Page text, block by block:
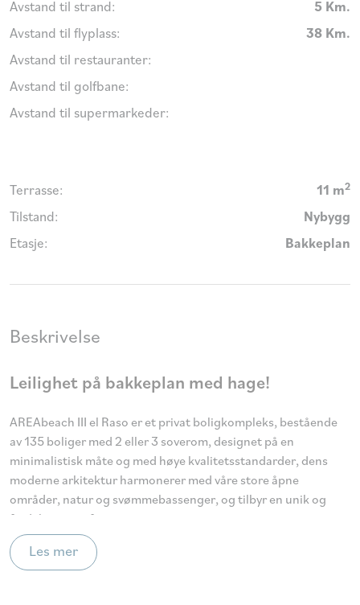
Avstand til strand:
5 Km.
Avstand til flyplass:
38 Km.
Avstand til restauranter:
Avstand til golfbane:
Avstand til supermarkeder:
Terrasse: 11 m2
Tilstand:
Nybygg
Etasje:
Bakkeplan
Beskrivelse
Leilighet på bakkeplan med hage!
AREAbeach III el Raso er et privat boligkompleks, bestående
av 135 boliger med 2 eller 3 soverom, designet på en
minimalistisk måte og med høye kvalitetsstandarder, dens
moderne arkitektur harmonerer med våre store åpne
områder, natur og svømmebassenger, og tilbyr en unik og
fredelig atmosfære.
AREAbeach III-utbyggingen ligger på en unik og ugjentakelig
tomt, som grenser til det naturlige landskapet i saltlagunen,
Les mer